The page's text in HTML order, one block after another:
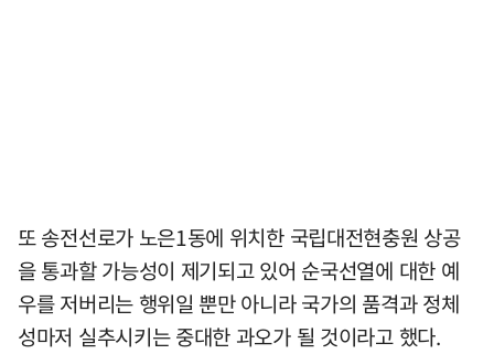
또 송전선로가 노은1동에 위치한 국립대전현충원 상공
을 통과할 가능성이 제기되고 있어 순국선열에 대한 예
우를 저버리는 행위일 뿐만 아니라 국가의 품격과 정체
성마저 실추시키는 중대한 과오가 될 것이라고 했다.